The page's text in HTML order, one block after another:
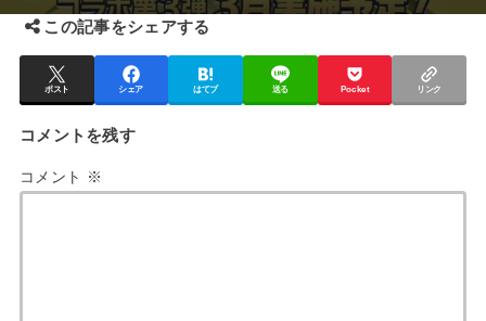
この記事をシェアする
ポスト シェア はてブ 送る Pocket リンク
コメントを残す
コメント ※